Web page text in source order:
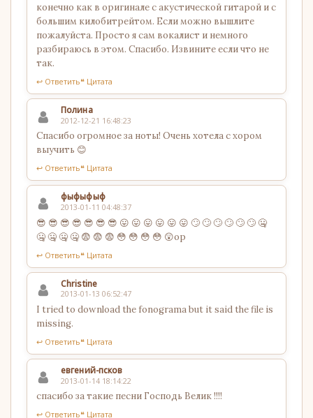
конечно как в оригинале с акустической гитарой и с
большим килобитрейтом. Если можно вышлите
пожалуйста. Просто я сам вокалист и немного
разбираюсь в этом. Спасибо. Извините если что не
так.
↩ Ответить❝ Цитата
Полина
2012-12-21 16:48:23
Спасибо огромное за ноты! Очень хотела с хором
выучить 😊
↩ Ответить❝ Цитата
фыфыфыф
2013-01-11 04:48:37
😎 😎 😎 😎 😎 😎 😎 😛 😛 😛 😛 😛 😛 🙄 🙄 🙄 🙄 🙄 🙄 🤐
🤐 🤐 🤐 🤐 😨 😨 😨 😳 😳 😳 😳 😲op
↩ Ответить❝ Цитата
Christine
2013-01-13 06:52:47
I tried to download the fonograma but it said the file is
missing.
↩ Ответить❝ Цитата
евгений-псков
2013-01-14 18:14:22
спасибо за такие песни Господь Велик !!!!
↩ Ответить❝ Цитата